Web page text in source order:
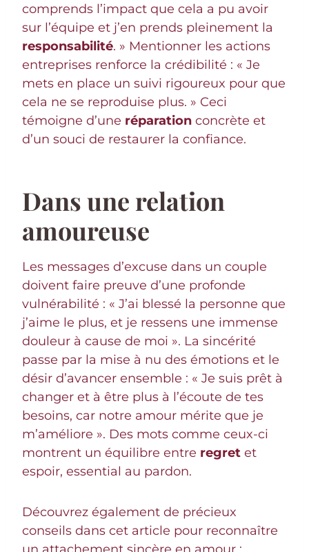
comprends l’impact que cela a pu avoir
sur l’équipe et j’en prends pleinement la
responsabilité. » Mentionner les actions
entreprises renforce la crédibilité : « Je
mets en place un suivi rigoureux pour que
cela ne se reproduise plus. » Ceci
témoigne d’une réparation concrète et
d’un souci de restaurer la confiance.
Dans une relation
amoureuse
Les messages d’excuse dans un couple
doivent faire preuve d’une profonde
vulnérabilité : « J’ai blessé la personne que
j’aime le plus, et je ressens une immense
douleur à cause de moi ». La sincérité
passe par la mise à nu des émotions et le
désir d’avancer ensemble : « Je suis prêt à
changer et à être plus à l’écoute de tes
besoins, car notre amour mérite que je
m’améliore ». Des mots comme ceux-ci
montrent un équilibre entre regret et
espoir, essential au pardon.
Découvrez également de précieux
conseils dans cet article pour reconnaître
un attachement sincère en amour :